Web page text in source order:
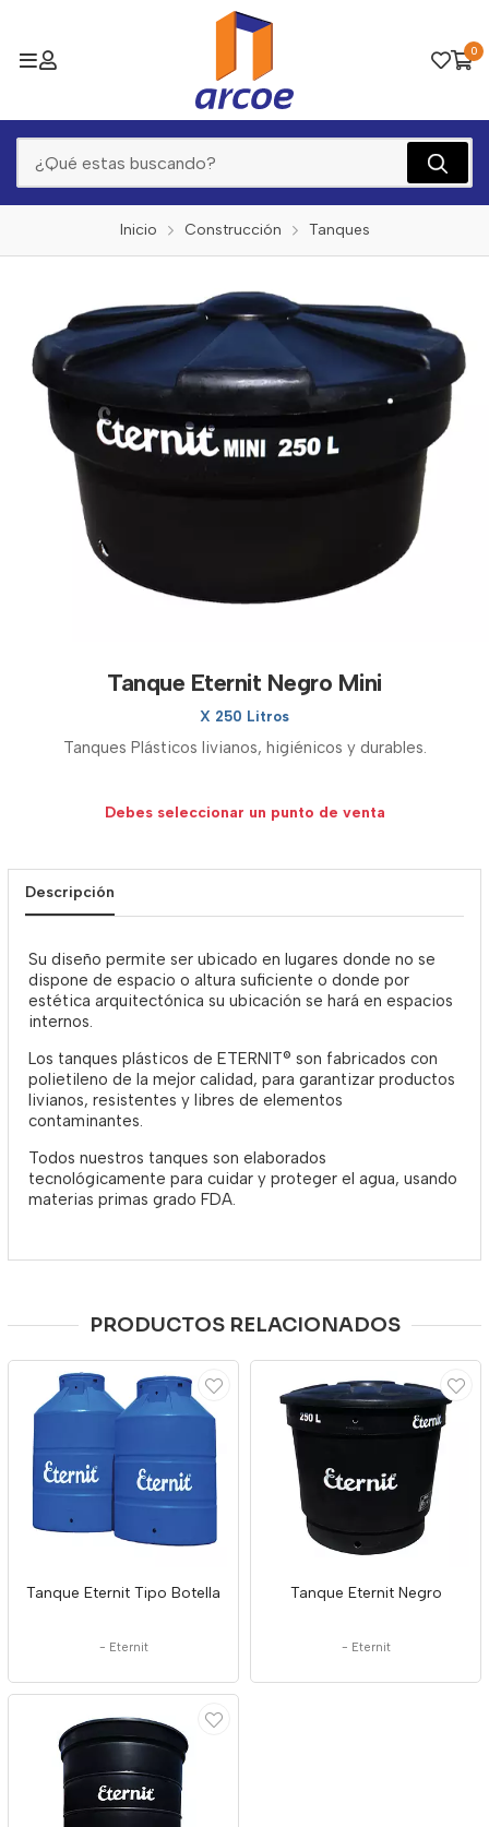
0
Inicio Construcción Tanques
Tanque Eternit Negro Mini
X 250 Litros
Tanques Plásticos livianos, higiénicos y durables.
Debes seleccionar un punto de venta
Descripción
Su diseño permite ser ubicado en lugares donde no se
dispone de espacio o altura suficiente o donde por
estética arquitectónica su ubicación se hará en espacios
internos.
Los tanques plásticos de ETERNIT® son fabricados con
polietileno de la mejor calidad, para garantizar productos
livianos, resistentes y libres de elementos
contaminantes.
Todos nuestros tanques son elaborados
tecnológicamente para cuidar y proteger el agua, usando
materias primas grado FDA.
PRODUCTOS RELACIONADOS
Tanque Eternit Tipo Botella
- Eternit
Tanque Eternit Negro
- Eternit